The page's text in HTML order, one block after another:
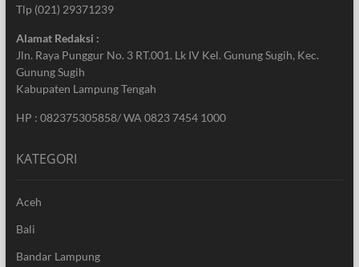
Tlp (021) 29371239
Alamat Redaksi :
Jln. Raya Punggur No. 3 RT.001. Lk IV Kel. Gunung Sugih, Kec.
Gunung Sugih
Kabupaten Lampung Tengah
HP : 082375305858/ WA 0823 7454 1000
KATEGORI
Aceh
Bali
Bandar Lampung